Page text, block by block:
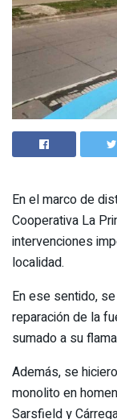
En el marco de
Cooperativa La
intervenciones
localidad.
En ese sentido,
reparación de la
sumado a su
Además, se
monolito en
Sarsfield y